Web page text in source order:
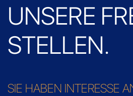
UNSERE
STELLEN.
SIE HABEN INTERESSE